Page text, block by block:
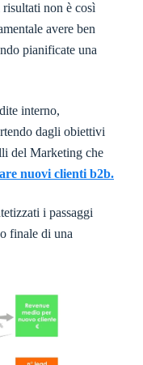
non è così
avere ben
pianificate una
interno,
dagli obiettivi
del Marketing che
nuovi clienti b2b.
i passaggi
finale di una